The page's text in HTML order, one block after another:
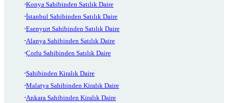
Konya Sahibinden Satılık Daire
İstanbul Sahibinden Satılık Daire
Esenyurt Sahibinden Satılık Daire
Alanya Sahibinden Satılık Daire
Çorlu Sahibinden Satılık Daire
Sahibinden Kiralık Daire
Malatya Sahibinden Kiralık Daire
Ankara Sahibinden Kiralık Daire